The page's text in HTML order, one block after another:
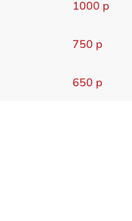
1000 р
750 р
650 р